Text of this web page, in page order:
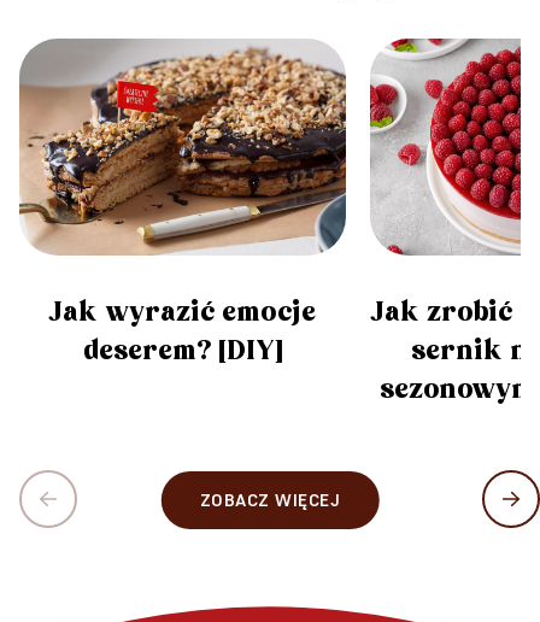
Jak wyrazić emocje
deserem? [DIY]
Jak zrobić
sernik
ZOBACZ WIĘCEJ